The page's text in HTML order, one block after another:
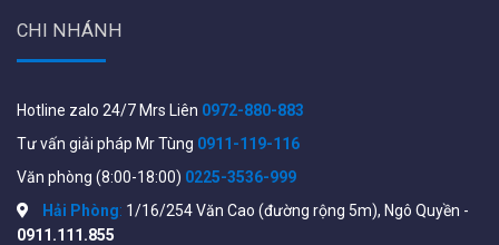
Amply tăng âm truyền thanh TOA A-
các trường học, văn phòng, cửa hàng, nhà hàng, nhà thờ
và phòng họp lớm,…
Trang bị micro cân bằng yếu tố đầu vào để phân lập từ
tiếng ồn bên ngoài
CHI NHÁNH
Hotline zalo 24/7 Mrs Liên 0972-880-883
Tư vấn giải pháp Mr Tùng 0911-119-116
Văn phòng (8:00-18:00) 0225-3536-999
Hải Phòng: 1/16/254 Văn Cao (đường rộng 5m), Ngô Quyền -
0911.111.855